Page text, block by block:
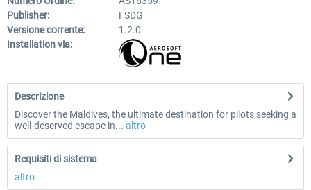
Publisher:
FSDG
Versione corrente:
1.2.0
Installation via:
Descrizione
Discover the Maldives, the ultimate destination for pilots seeking a
well-deserved escape in... altro
Requisiti di sistema
altro